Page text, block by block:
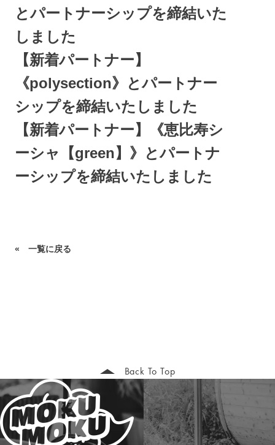
とパートナーシップを締結いた
しました
【新着パートナー】
《polysection》とパートナー
シップを締結いたしました
【新着パートナー】《恵比寿シ
ーシャ【green】》とパートナ
ーシップを締結いたしました
« 一覧に戻る
Back To Top